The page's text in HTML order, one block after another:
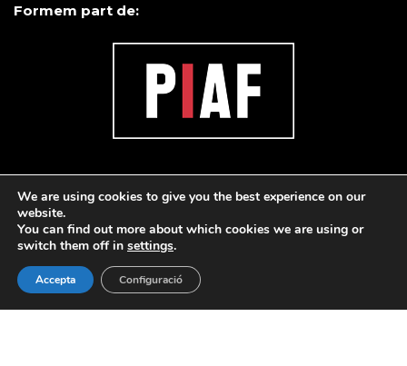
Formem part de:
We are using cookies to give you the best experience on our
website.
You can find out more about which cookies we are using or
switch them off in settings.
Accepta Configuració